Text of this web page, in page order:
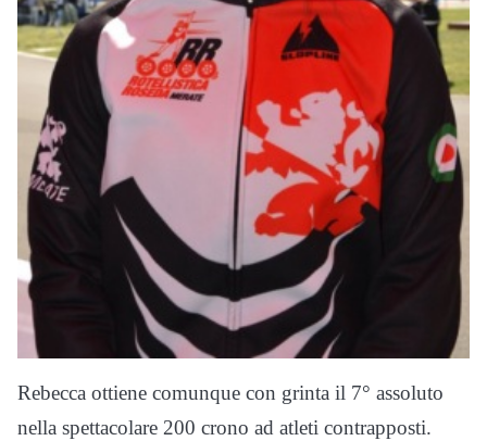
Rebecca ottiene comunque con grinta il 7° assoluto
nella spettacolare 200 crono ad atleti contrapposti.